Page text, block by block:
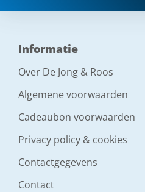
Informatie
Over De Jong & Roos
Algemene voorwaarden
Cadeaubon voorwaarden
Privacy policy & cookies
Contactgegevens
Contact